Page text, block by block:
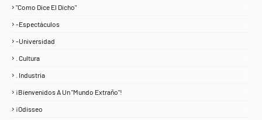
"Como Dice El Dicho"
-Espectáculos
-Universidad
. Cultura
. Industria
¡Bienvenidos A Un "Mundo Extraño"!
¡Odisseo